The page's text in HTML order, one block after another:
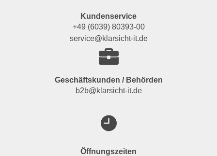
Kundenservice
+49 (6039) 80393-00
service@klarsicht-it.de
Geschäftskunden / Behörden
b2b@klarsicht-it.de
Öffnungszeiten